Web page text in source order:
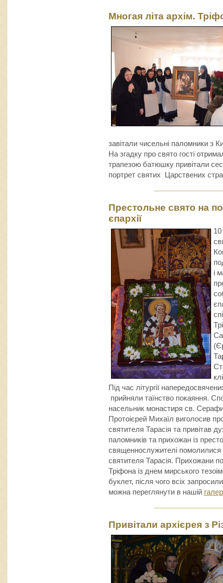
Многая літа архім.
завітали чисельні паломники з
На згадку про свято гості
трапезою батюшку привітали
портрет святих Царствених
Престольне свято на
єпархії
і
Під час літургії
прийняли таїнство покаяння.
насельник монастиря св.
Протоієрей Михаїл виголосив
святителя Тарасія та привітав
паломників та прихожан із
священнослужителі
святителя Тарасія. Прихожани
Тріфона із днем мирського
буклет, після чого всіх
можна переглянути в нашій
Привітали архієрея з